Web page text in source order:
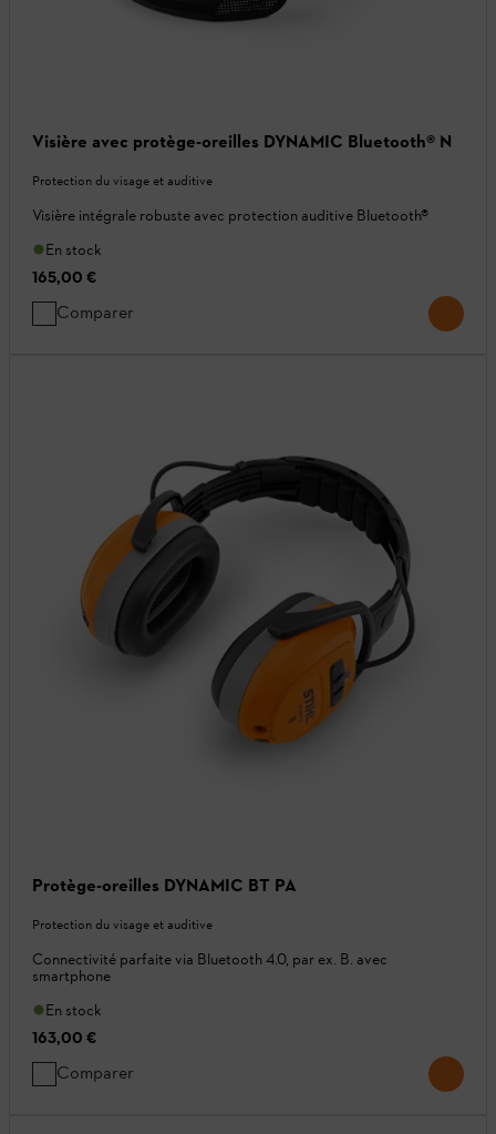
Visière avec protège-oreilles DYNAMIC Bluetooth® N
Protection du visage et auditive
Visière intégrale robuste avec protection auditive Bluetooth®
En stock
165,00 €
Comparer
Protège-oreilles DYNAMIC BT PA
Protection du visage et auditive
Connectivité parfaite via Bluetooth 4.0, par ex. B. avec
smartphone
En stock
163,00 €
Comparer